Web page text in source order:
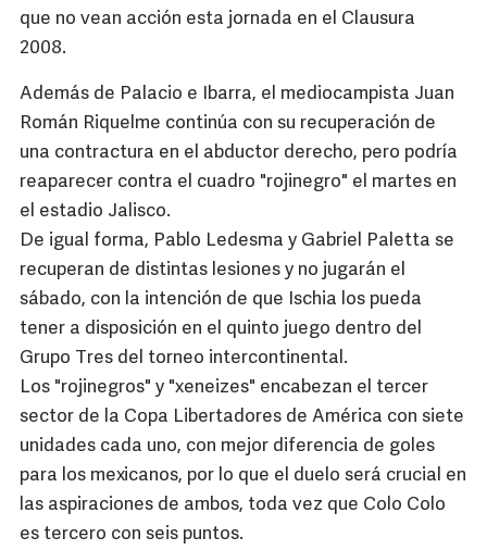
que no vean acción esta jornada en el Clausura
2008.
Además de Palacio e Ibarra, el mediocampista Juan
Román Riquelme continúa con su recuperación de
una contractura en el abductor derecho, pero podría
reaparecer contra el cuadro "rojinegro" el martes en
el estadio Jalisco.
De igual forma, Pablo Ledesma y Gabriel Paletta se
recuperan de distintas lesiones y no jugarán el
sábado, con la intención de que Ischia los pueda
tener a disposición en el quinto juego dentro del
Grupo Tres del torneo intercontinental.
Los "rojinegros" y "xeneizes" encabezan el tercer
sector de la Copa Libertadores de América con siete
unidades cada uno, con mejor diferencia de goles
para los mexicanos, por lo que el duelo será crucial en
las aspiraciones de ambos, toda vez que Colo Colo
es tercero con seis puntos.